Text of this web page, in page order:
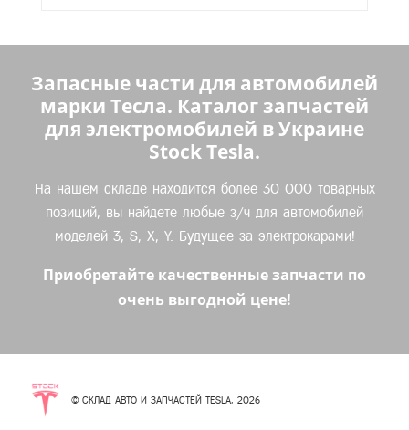
Запасные части для автомобилей
марки Тесла. Каталог запчастей
для электромобилей в Украине
Stock Tesla.
На нашем складе находится более 30 000 товарных
позиций, вы найдете любые з/ч для автомобилей
моделей 3, S, X, Y. Будущее за электрокарами!
Приобретайте качественные запчасти по
очень выгодной цене!
© СКЛАД АВТО И ЗАПЧАСТЕЙ TESLA, 2026